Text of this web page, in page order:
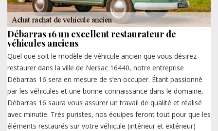
Débarras 16 un excellent restaurateur de
véhicules anciens
Quel que soit le modèle de véhicule ancien que vous désirez
restaurer dans la ville de Nersac 16440, notre entreprise
Débarras 16 sera en mesure de s’en occuper. Étant passionné
par les véhicules et une bonne connaissance dans le domaine,
Débarras 16 saura vous assurer un travail de qualité et réalisé
avec minutie. Très puristes, nos équipes feront tout pour que les
éléments restaurés sur votre véhicule (intérieur et extérieur)